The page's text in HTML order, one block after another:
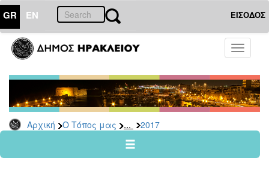
GR EN ΕΙΣΟΔΟΣ
Toggle
Αρχική Ο Τόπος μας ... 2017
ΤΟΠΟΣ
ΜΑΣ
Ανακοινώσεις
Αρχείο
2026
2024